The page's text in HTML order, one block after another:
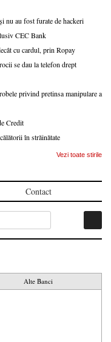
nu au fost furate de hackeri
CEC Bank
cu cardul, prin Ropay
se dau la telefon drept
privind pretinsa manipulare a
Credit
în străinătate
Vezi toate stirile
Contact
Alte Banci